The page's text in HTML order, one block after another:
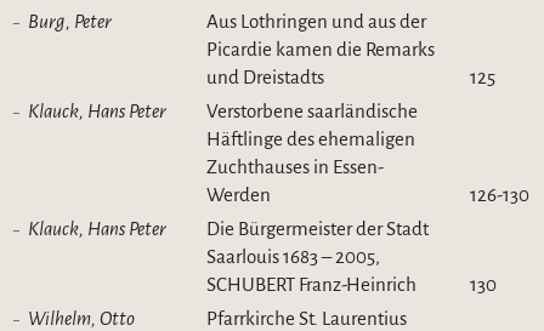
Burg, Peter
Aus Lothringen und aus der
Picardie kamen die Remarks
und Dreistadts
125
Klauck, Hans Peter
Verstorbene saarländische
Häftlinge des ehemaligen
Zuchthauses in Essen-
Werden
126-130
Klauck, Hans Peter
Die Bürgermeister der Stadt
Saarlouis 1683 – 2005,
SCHUBERT Franz-Heinrich
130
Wilhelm, Otto
Pfarrkirche St. Laurentius